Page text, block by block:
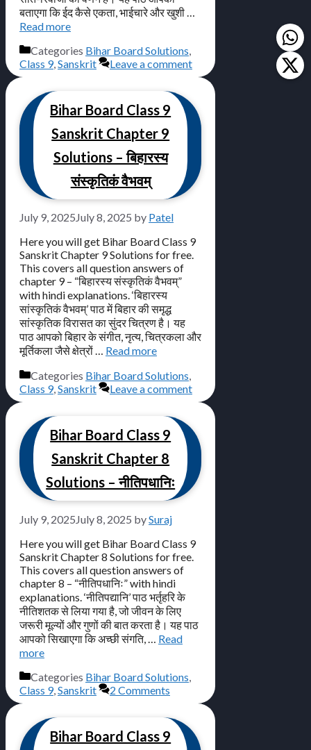
बताएगा कि ईद कैसे एकता, भाईचारे और खुशी …
Read more
Categories Bihar Board Solutions
Class 9, Sanskrit Leave a comment
Bihar Board Class 9
Sanskrit Chapter 9
Solutions – बिहारस्य
संस्कृतिकं वैभवम्
July 9, 2025July 8, 2025 by Patel
Here you will get Bihar Board Class 9
Sanskrit Chapter 9 Solutions for free.
This covers all question answers of
chapter 9 – “बिहारस्य संस्कृतिकं वैभवम्”
with hindi explanations. ‘बिहारस्य
सांस्कृतिकं वैभवम्’ पाठ में बिहार की समृद्ध
सांस्कृतिक विरासत का सुंदर चित्रण है। यह
पाठ आपको बिहार के संगीत, नृत्य, चित्रकला और
मूर्तिकला जैसे क्षेत्रों … Read more
Categories Bihar Board Solutions,
Class 9,Sanskrit Leave a comment
Bihar Board Class 9
Sanskrit Chapter 8
Solutions – नीतिपधानिः
July 9, 2025July 8, 2025 bySuraj
Here you will get Bihar Board Class 9
Sanskrit Chapter 8 Solutions for free.
This covers all question answers of
chapter 8 – “नीतिपधानिः” with hindi
explanations. ‘नीतिपद्यानि’ पाठ भर्तृहरि के
नीतिशतक से लिया गया है, जो जीवन के लिए
जरूरी मूल्यों और गुणों की बात करता है। यह पाठ
आपको सिखाएगा कि अच्छी संगति, … Read
more
Categories Bihar Board Solutions,
Class 9,Sanskrit 2 Comments
Bihar Board Class 9